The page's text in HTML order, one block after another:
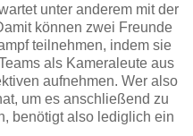
unter anderem mit der
können zwei Freunde
teilnehmen, indem sie
als Kameraleute aus
aufnehmen. Wer also
um es anschließend zu
benötigt also lediglich ein